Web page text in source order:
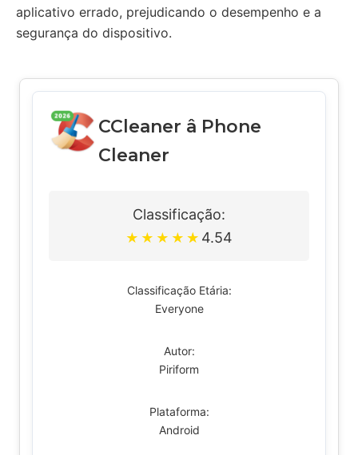
aplicativo errado, prejudicando o desempenho e a
segurança do dispositivo.
CCleaner â Phone
Cleaner
Classificação:
★ ★ ★ ★ ★ 4.54
Classificação Etária:
Everyone
Autor:
Piriform
Plataforma:
Android